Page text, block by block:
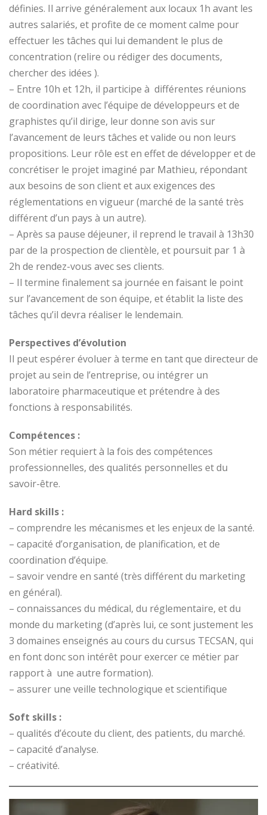
définies. Il arrive généralement aux locaux 1h avant les
autres salariés, et profite de ce moment calme pour
effectuer les tâches qui lui demandent le plus de
concentration (relire ou rédiger des documents,
chercher des idées ).
– Entre 10h et 12h, il participe à différentes réunions
de coordination avec l’équipe de développeurs et de
graphistes qu’il dirige, leur donne son avis sur
l’avancement de leurs tâches et valide ou non leurs
propositions. Leur rôle est en effet de développer et de
concrétiser le projet imaginé par Mathieu, répondant
aux besoins de son client et aux exigences des
réglementations en vigueur (marché de la santé très
différent d’un pays à un autre).
– Après sa pause déjeuner, il reprend le travail à 13h30
par de la prospection de clientèle, et poursuit par 1 à
2h de rendez-vous avec ses clients.
– Il termine finalement sa journée en faisant le point
sur l’avancement de son équipe, et établit la liste des
tâches qu’il devra réaliser le lendemain.
Perspectives d’évolution
Il peut espérer évoluer à terme en tant que directeur de
projet au sein de l’entreprise, ou intégrer un
laboratoire pharmaceutique et prétendre à des
fonctions à responsabilités.
Compétences :
Son métier requiert à la fois des compétences
professionnelles, des qualités personnelles et du
savoir-être.
Hard skills :
– comprendre les mécanismes et les enjeux de la santé.
– capacité d’organisation, de planification, et de
coordination d’équipe.
– savoir vendre en santé (très différent du marketing
en général).
– connaissances du médical, du réglementaire, et du
monde du marketing (d’après lui, ce sont justement les
3 domaines enseignés au cours du cursus TECSAN, qui
en font donc son intérêt pour exercer ce métier par
rapport à une autre formation).
– assurer une veille technologique et scientifique
Soft skills :
– qualités d’écoute du client, des patients, du marché.
– capacité d’analyse.
– créativité.